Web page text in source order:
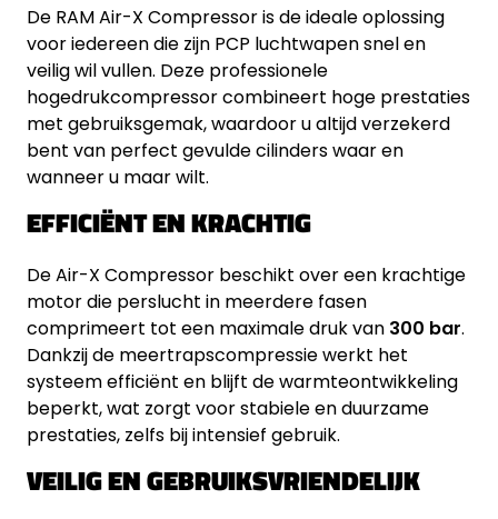
De RAM Air-X Compressor is de ideale oplossing
voor iedereen die zijn PCP luchtwapen snel en
veilig wil vullen. Deze professionele
hogedrukcompressor combineert hoge prestaties
met gebruiksgemak, waardoor u altijd verzekerd
bent van perfect gevulde cilinders waar en
wanneer u maar wilt.
EFFICIËNT EN KRACHTIG
De Air-X Compressor beschikt over een krachtige
motor die perslucht in meerdere fasen
comprimeert tot een maximale druk van 300 bar.
Dankzij de meertrapscompressie werkt het
systeem efficiënt en blijft de warmteontwikkeling
beperkt, wat zorgt voor stabiele en duurzame
prestaties, zelfs bij intensief gebruik.
VEILIG EN GEBRUIKSVRIENDELIJK